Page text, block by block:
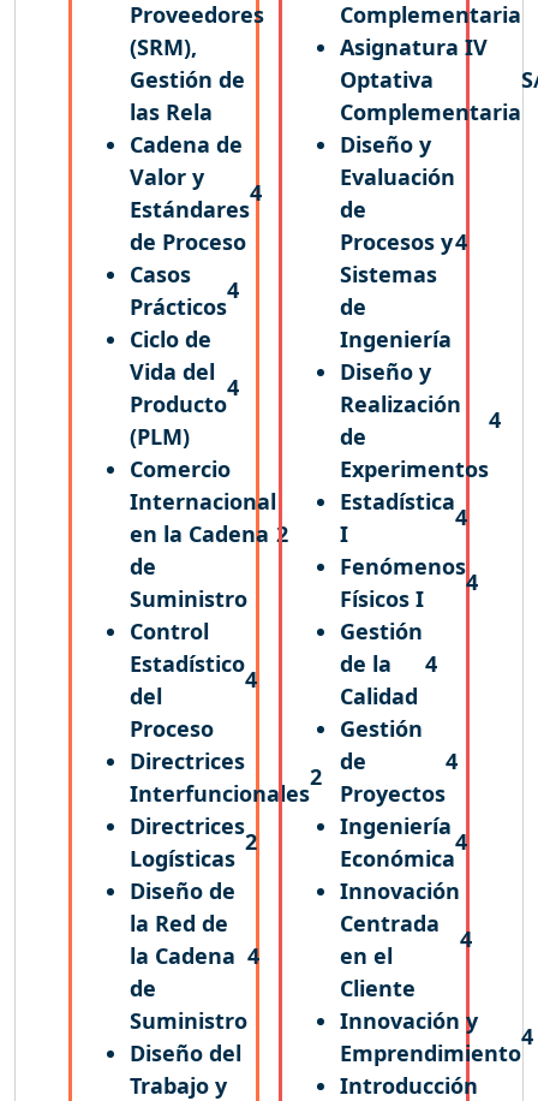
Proveedores
(SRM),
Gestión de
las Rela
Cadena de
Valor y
Estándares
de Proceso
4
Casos
Prácticos
4
Ciclo de
Vida del
Producto
(PLM)
4
Comercio
Internacional
en la Cadena
de
Suministro
2
Control
Estadístico
del
Proceso
4
Directrices
Interfuncionales
2
Directrices
Logísticas
2
Diseño de
la Red de
la Cadena
de
Suministro
4
Diseño del
Trabajo y
Complementaria
Asignatura IV
Optativa
Complementaria
Diseño y
Evaluación
de
Procesos y
Sistemas
de
Ingeniería
4
Diseño y
Realización
de
Experimentos
4
Estadística
I
4
Fenómenos
Físicos I
4
Gestión
de la
Calidad
4
Gestión
de
Proyectos
4
Ingeniería
Económica
4
Innovación
Centrada
en el
Cliente
4
Innovación y
Emprendimiento
4
Introducción